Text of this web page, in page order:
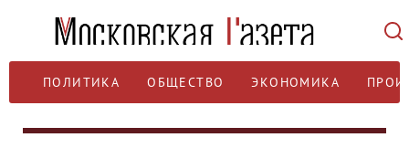
ПОЛИТИКА ОБЩЕСТВО ЭКОНОМИКА